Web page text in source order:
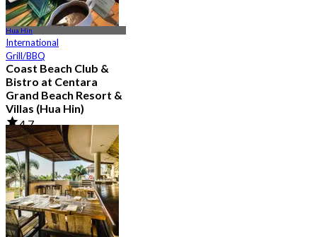
Hua Hin
International
Grill/BBQ
Coast Beach Club &
Bistro at Centara
Grand Beach Resort &
Villas (Hua Hin)
4.7
357 Réservé
De฿ 615